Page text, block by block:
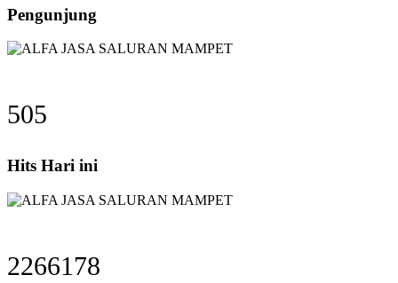
Pengunjung
505
Hits Hari ini
2266178